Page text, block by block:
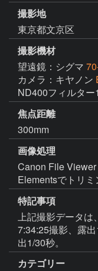
撮影地
東京都文京区
撮影機材
望遠鏡：シグマ
カメラ：キヤノン
ND400フィルター
焦点距離
300mm
画像処理
Canon File
Elementsでトリミ
特記事項
上記撮影データは
7:34:25撮影、露
出1/30秒。
カテゴリー